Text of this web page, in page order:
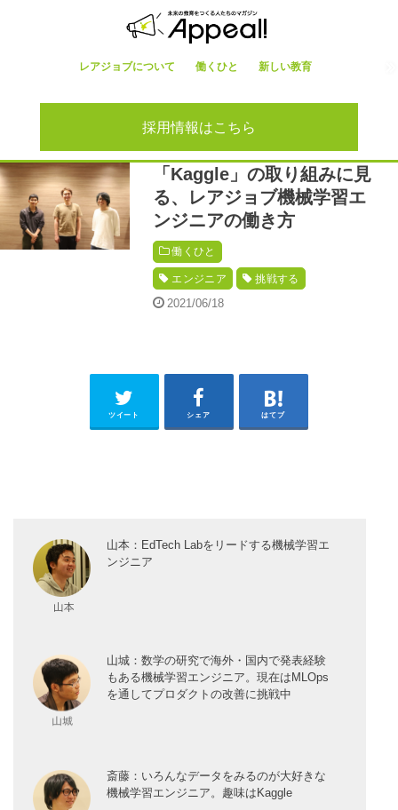
レアジョブについて 働くひと 新しい教育
採用情報はこちら
「Kaggle」の取り組みに見
る、レアジョブ機械学習エ
ンジニアの働き方
働くひと
エンジニア 挑戦する
2021/06/18
ツイート シェア はてブ
山本：EdTech Labをリードする機械学習エ
ンジニア
山城：数学の研究で海外・国内で発表経験
もある機械学習エンジニア。現在はMLOps
を通してプロダクトの改善に挑戦中
斎藤：いろんなデータをみるのが大好きな
機械学習エンジニア。趣味はKaggle